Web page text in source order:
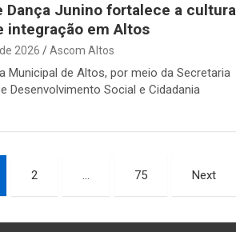
Dança Junino fortalece a
integração em Altos
2026 Ascom Altos
Municipal de Altos, por meio da Secretaria
Desenvolvimento Social e Cidadania
2 … 75 Next